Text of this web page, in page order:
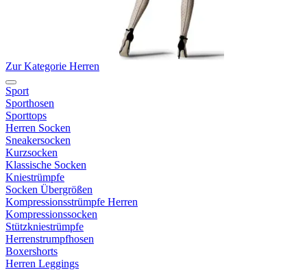
Zur Kategorie Herren
Sport
Sporthosen
Sporttops
Herren Socken
Sneakersocken
Kurzsocken
Klassische Socken
Kniestrümpfe
Socken Übergrößen
Kompressionsstrümpfe Herren
Kompressionssocken
Stützkniestrümpfe
Herrenstrumpfhosen
Boxershorts
Herren Leggings